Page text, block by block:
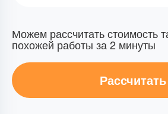
Можем рассчитать стоимость
похожей работы за 2 минуты
Рассчитать